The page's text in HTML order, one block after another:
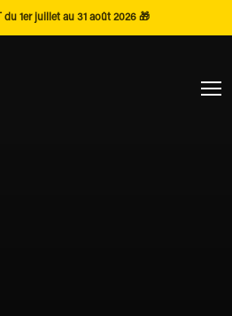
du 1er juillet au 31 août 2026 🎁